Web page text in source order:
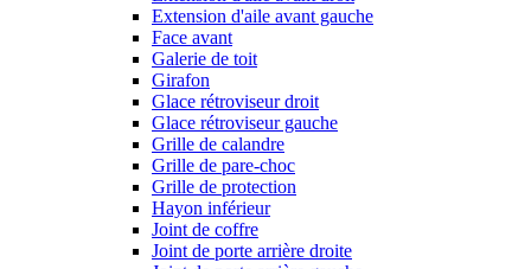
Extension d'aile avant gauche
Face avant
Galerie de toit
Girafon
Glace rétroviseur droit
Glace rétroviseur gauche
Grille de calandre
Grille de pare-choc
Grille de protection
Hayon inférieur
Joint de coffre
Joint de porte arrière droite